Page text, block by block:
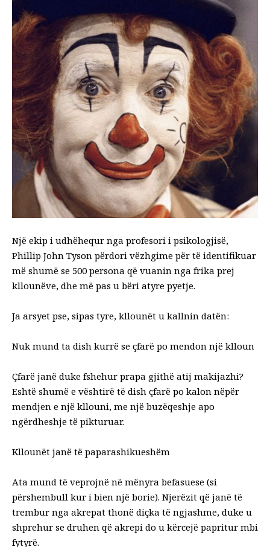
Një ekip i udhëhequr nga profesori i psikologjisë,
Phillip John Tyson përdori vëzhgime për të identifikuar
më shumë se 500 persona që vuanin nga frika prej
kllounëve, dhe më pas u bëri atyre pyetje.
Ja arsyet pse, sipas tyre, kllounët u kallnin datën:
Nuk mund ta dish kurrë se çfarë po mendon një klloun
Çfarë janë duke fshehur prapa gjithë atij makijazhi?
Eshtë shumë e vështirë të dish çfarë po kalon nëpër
mendjen e një kllouni, me një buzëqeshje apo
ngërdheshje të pikturuar.
Kllounët janë të paparashikueshëm
Ata mund të veprojnë në mënyra befasuese (si
përshembull kur i bien një borie). Njerëzit që janë të
trembur nga akrepat thonë diçka të ngjashme, duke u
shprehur se druhen që akrepi do u kërcejë papritur mbi
fytyrë.